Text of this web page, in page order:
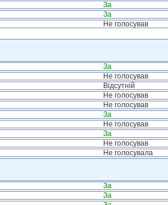
За
За
Не голосував
За
Не голосував
Відсутній
Не голосував
Не голосував
За
Не голосував
За
Не голосував
Не голосувала
За
За